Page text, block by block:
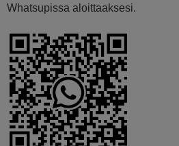
Whatsupissa aloittaaksesi.